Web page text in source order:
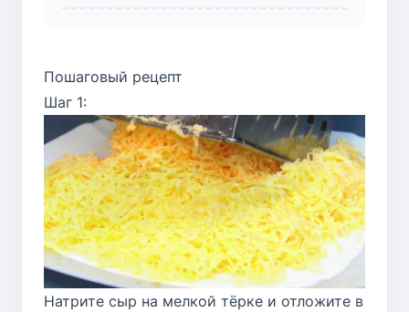
Пошаговый рецепт
Шаг 1:
Натрите сыр на мелкой тёрке и отложите в